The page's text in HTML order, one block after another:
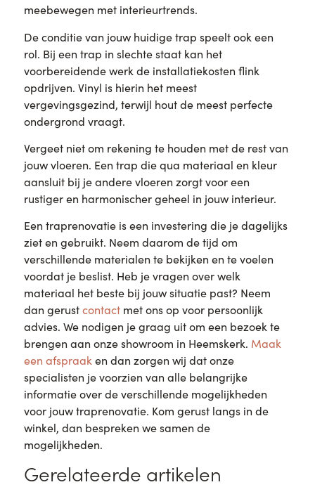
meebewegen met interieurtrends.
De conditie van jouw huidige trap speelt ook een
rol. Bij een trap in slechte staat kan het
voorbereidende werk de installatiekosten flink
opdrijven. Vinyl is hierin het meest
vergevingsgezind, terwijl hout de meest perfecte
ondergrond vraagt.
Vergeet niet om rekening te houden met de rest van
jouw vloeren. Een trap die qua materiaal en kleur
aansluit bij je andere vloeren zorgt voor een
rustiger en harmonischer geheel in jouw interieur.
Een traprenovatie is een investering die je dagelijks
ziet en gebruikt. Neem daarom de tijd om
verschillende materialen te bekijken en te voelen
voordat je beslist. Heb je vragen over welk
materiaal het beste bij jouw situatie past? Neem
dan gerustcontactmet ons op voor persoonlijk
advies. We nodigen je graag uit om een bezoek te
brengen aan onze showroom in Heemskerk. Maak
een afspraaken dan zorgen wij dat onze
specialisten je voorzien van alle belangrijke
informatie over de verschillende mogelijkheden
voor jouw traprenovatie. Kom gerust langs in de
winkel, dan bespreken we samen de
mogelijkheden.
Gerelateerde artikelen